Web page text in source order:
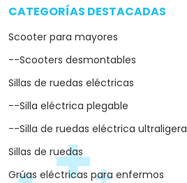
CATEGORÍAS DESTACADAS
Scooter para mayores
--Scooters desmontables
Sillas de ruedas eléctricas
--Silla eléctrica plegable
--Silla de ruedas eléctrica ultraligera
Sillas de ruedas
Grúas eléctricas para enfermos